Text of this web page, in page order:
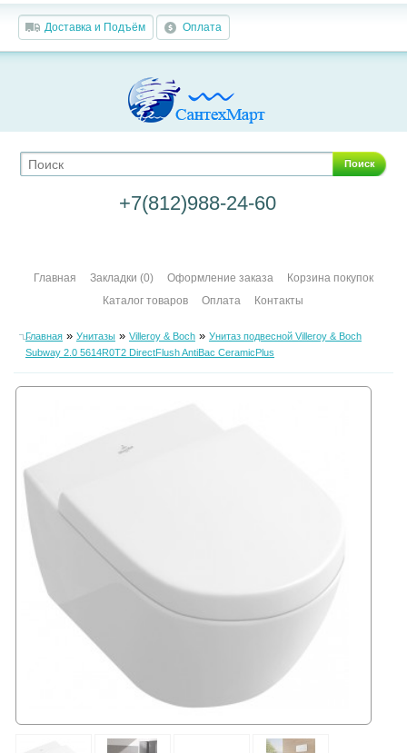
Доставка и Подъём Оплата
Поиск
+7(812)988-24-60
Главная Закладки (0) Оформление заказа
Корзина покупок
Каталог товаров
Оплата Контакты
Главная» Унитазы» Villeroy & Boch» Унитаз подвесной Villeroy & Boch
Subway 2.0 5614R0T2 DirectFlush AntiBac CeramicPlus